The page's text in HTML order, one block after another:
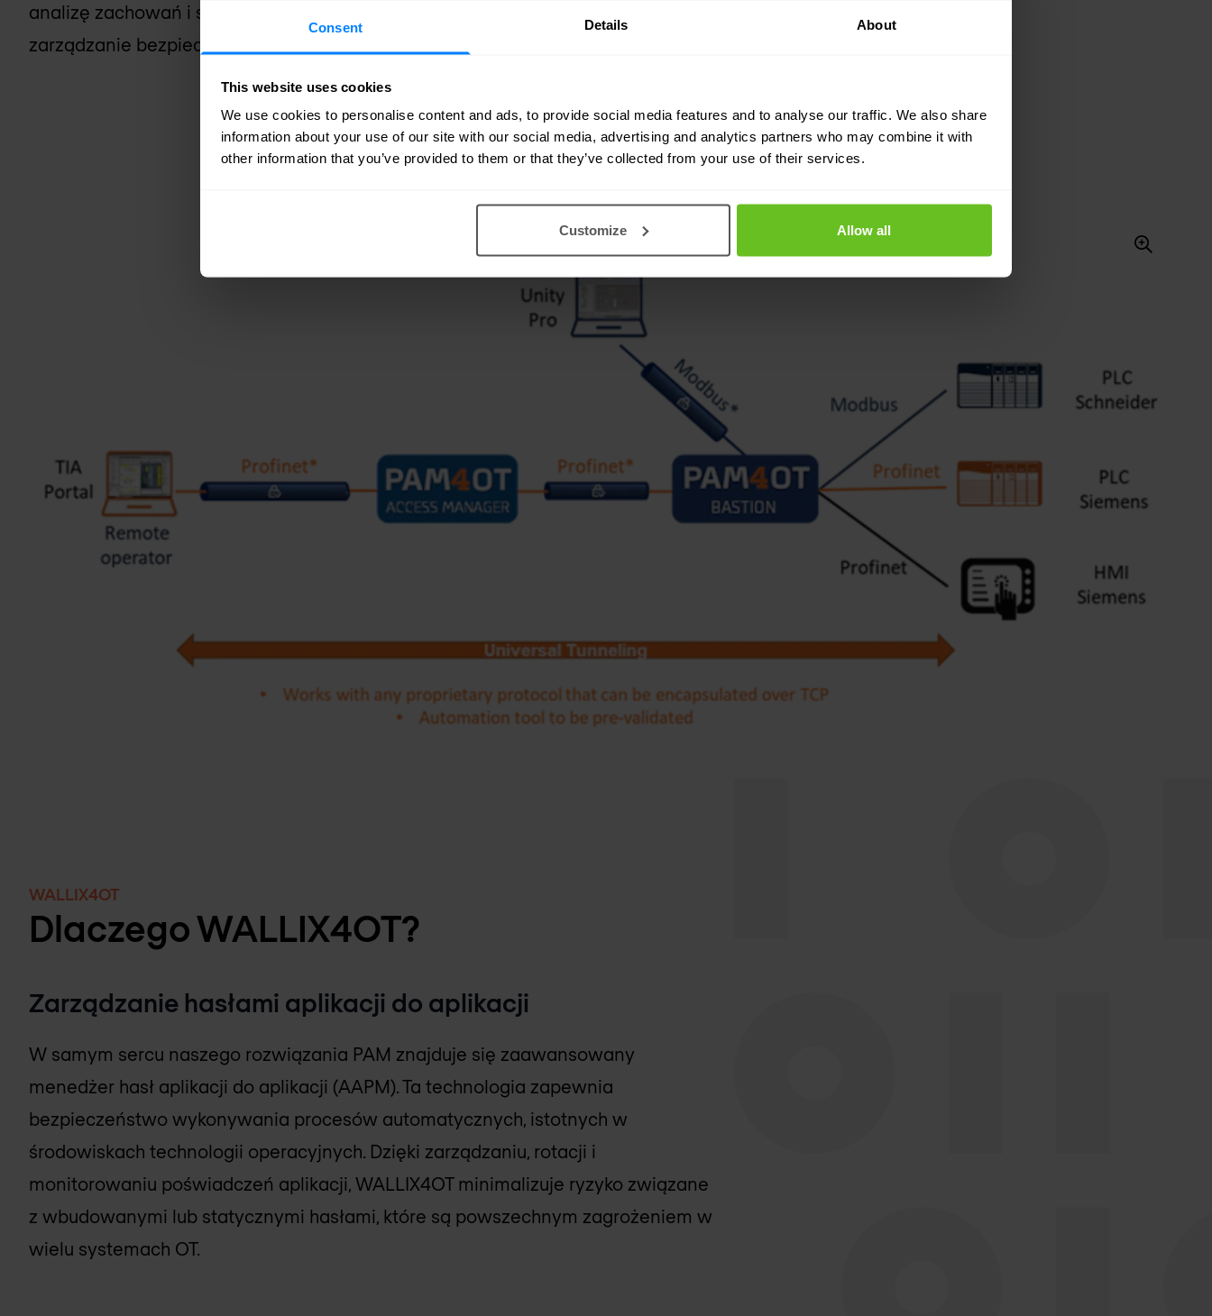
Consent Details About
This website uses cookies
We use cookies to personalise content and ads, to provide social media features and to analyse our traffic. We also share
information about your use of our site with our social media, advertising and analytics partners who may combine it with
other information that you’ve provided to them or that they’ve collected from your use of their services.
Customize Allow all
analizę zachowań i skrupulatny proces zatwierdzania, zapewniający niezrównane
zarządzanie bezpieczeństwem.
WALLIX4OT
Dlaczego WALLIX4OT?
Zarządzanie hasłami aplikacji do aplikacji
W samym sercu naszego rozwiązania PAM znajduje się zaawansowany
menedżer hasł aplikacji do aplikacji (AAPM). Ta technologia zapewnia
bezpieczeństwo wykonywania procesów automatycznych, istotnych w
środowiskach technologii operacyjnych. Dzięki zarządzaniu, rotacji i
monitorowaniu poświadczeń aplikacji, WALLIX4OT minimalizuje ryzyko związane
z wbudowanymi lub statycznymi hasłami, które są powszechnym zagrożeniem w
wielu systemach OT.